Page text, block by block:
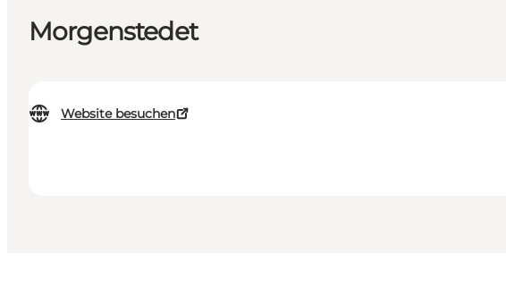
Morgenstedet
Website besuchen